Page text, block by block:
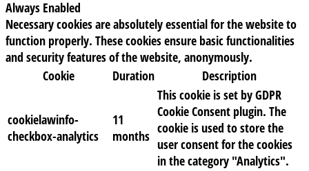
Always Enabled
Necessary cookies are absolutely essential for the website to
function properly. These cookies ensure basic functionalities
and security features of the website, anonymously.
Cookie
Duration Description
cookielawinfo-
checkbox-analytics
11
months
This cookie is set by GDPR
Cookie Consent plugin. The
cookie is used to store the
user consent for the cookies
in the category "Analytics".